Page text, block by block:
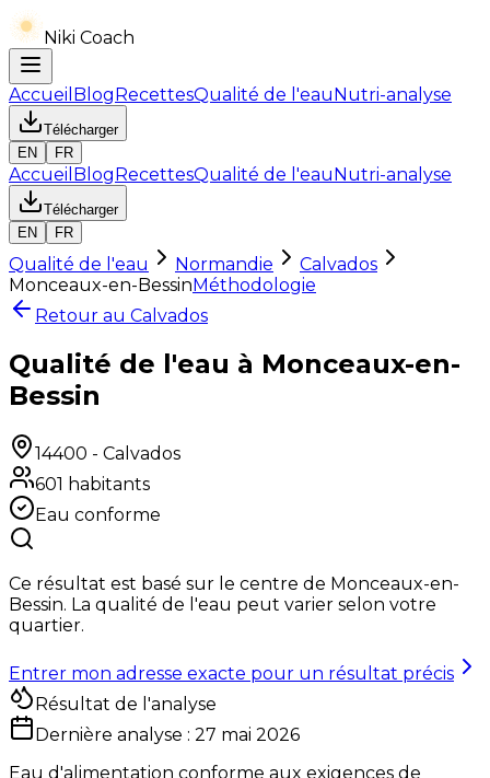
Niki Coach
Accueil BlogRecettesQualité de l'eauNutri-analyse
Télécharger
EN
FR
Accueil BlogRecettesQualité de l'eauNutri-analyse
Télécharger
EN
FR
Qualité de l'eau Normandie
Calvados
Monceaux-en-BessinMéthodologie
Retour au Calvados
Qualité de l'eau à Monceaux-en-
Bessin
14400 - Calvados
601 habitants
Eau conforme
Ce résultat est basé sur le centre de Monceaux-en-
Bessin. La qualité de l'eau peut varier selon votre
quartier.
Entrer mon adresse exacte pour un résultat précis
Résultat de l'analyse
Dernière analyse : 27 mai 2026
Eau d'alimentation conforme aux exigences de